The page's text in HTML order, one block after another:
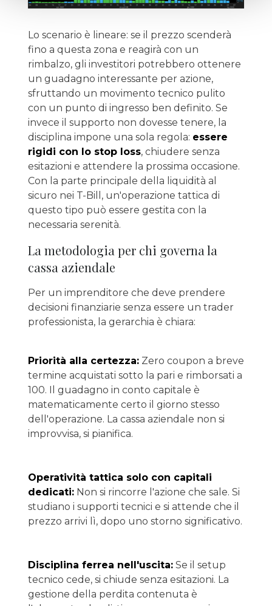
Lo scenario è lineare: se il prezzo scenderà
fino a questa zona e reagirà con un
rimbalzo, gli investitori potrebbero ottenere
un guadagno interessante per azione,
sfruttando un movimento tecnico pulito
con un punto di ingresso ben definito. Se
invece il supporto non dovesse tenere, la
disciplina impone una sola regola: essere
rigidi con lo stop loss, chiudere senza
esitazioni e attendere la prossima occasione.
Con la parte principale della liquidità al
sicuro nei T-Bill, un'operazione tattica di
questo tipo può essere gestita con la
necessaria serenità.
La metodologia per chi governa la
cassa aziendale
Per un imprenditore che deve prendere
decisioni finanziarie senza essere un trader
professionista, la gerarchia è chiara:
Priorità alla certezza: Zero coupon a breve
termine acquistati sotto la pari e rimborsati a
100. Il guadagno in conto capitale è
matematicamente certo il giorno stesso
dell'operazione. La cassa aziendale non si
improvvisa, si pianifica.
Operatività tattica solo con capitali
dedicati: Non si rincorre l'azione che sale. Si
studiano i supporti tecnici e si attende che il
prezzo arrivi lì, dopo uno storno significativo.
Disciplina ferrea nell'uscita: Se il setup
tecnico cede, si chiude senza esitazioni. La
gestione della perdita contenuta è